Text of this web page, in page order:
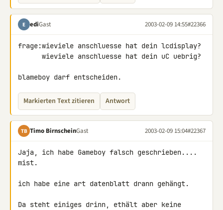
E ediGast 2003-02-09 14:55#22366
frage:wieviele anschluesse hat dein lcdisplay?
blameboy darf entscheiden.
Markierten Text zitieren Antwort
TB Timo BirnscheinGast 2003-02-09 15:04#22367
Jaja, ich habe Gameboy falsch geschrieben....
mist.
ich habe eine art datenblatt drann gehängt.
Da steht einiges drinn, ethält aber keine